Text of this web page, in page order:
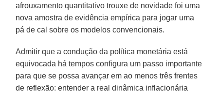
afrouxamento quantitativo trouxe de novidade foi uma
nova amostra de evidência empírica para jogar uma
pá de cal sobre os modelos convencionais.
Admitir que a condução da política monetária está
equivocada há tempos configura um passo importante
para que se possa avançar em ao menos três frentes
de reflexão: entender a real dinâmica inflacionária